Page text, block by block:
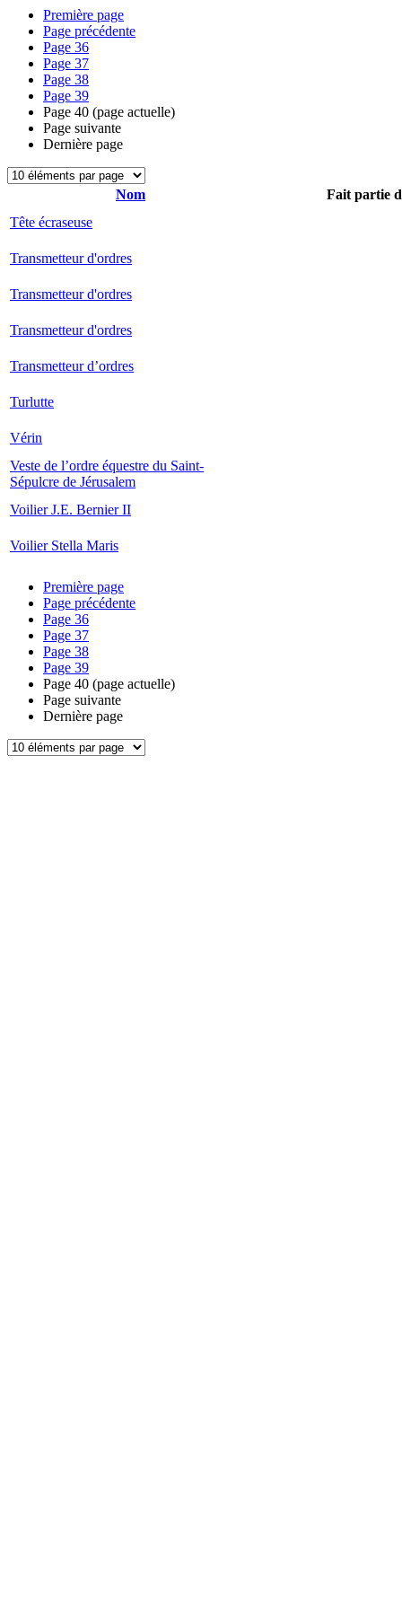
Première page
Page précédente
Page 36
Page 37
Page 38
Page 39
Page 40 (page actuelle)
Page suivante
Dernière page
Nom
Fait partie
Tête écraseuse
Transmetteur d'ordres
Transmetteur d'ordres
Transmetteur d'ordres
Transmetteur d’ordres
Turlutte
Vérin
Veste de l’ordre équestre du Saint-
Sépulcre de Jérusalem
Voilier J.E. Bernier II
Voilier Stella Maris
Première page
Page précédente
Page 36
Page 37
Page 38
Page 39
Page 40 (page actuelle)
Page suivante
Dernière page